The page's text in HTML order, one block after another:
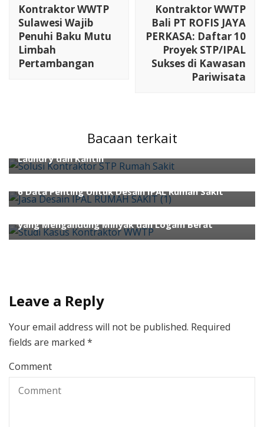
Kontraktor WWTP
Sulawesi Wajib
Penuhi Baku Mutu
Limbah
Pertambangan
Kontraktor WWTP
Bali PT ROFIS JAYA
PERKASA: Daftar 10
Proyek STP/IPAL
Sukses di Kawasan
Pariwisata
Bacaan terkait
Waste Water Treatment Water Treatment
Laundry dan Kantin
perusahaan kontraktor ipal
treatment indonesia water treatment untuk virus
6 Data Penting Untuk Desain IPAL Rumah Sakit
Waste Water TreatmentWater Treatment
yang Mengandung Minyak dan Logam Berat
Leave a Reply
Your email address will not be published. Required
fields are marked *
Comment